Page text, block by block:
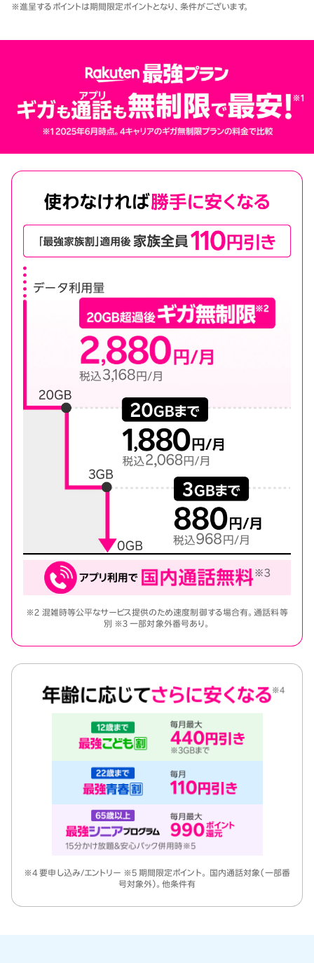
※進呈するポイントは期間限定ポイントとなり、条件がございます。
※2 混雑時等公平なサービス提供のため速度制御する場合有。通話料等
別 ※3 一部対象外番号あり。
※4 要申し込み/エントリー ※5 期間限定ポイント。 国内通話対象（一部番
号対象外）。他条件有